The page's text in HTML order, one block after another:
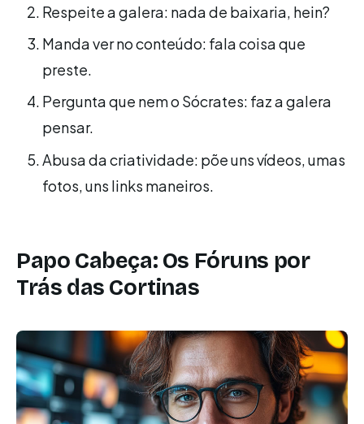
Respeite a galera: nada de baixaria, hein?
Manda ver no conteúdo: fala coisa que
preste.
Pergunta que nem o Sócrates: faz a galera
pensar.
Abusa da criatividade: põe uns vídeos, umas
fotos, uns links maneiros.
Papo Cabeça: Os Fóruns por
Trás das Cortinas